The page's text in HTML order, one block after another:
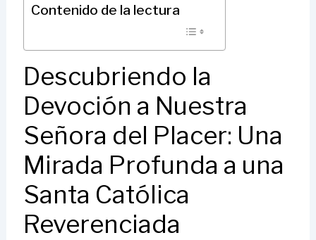
Contenido de la lectura
Descubriendo la
Devoción a Nuestra
Señora del Placer: Una
Mirada Profunda a una
Santa Católica
Reverenciada